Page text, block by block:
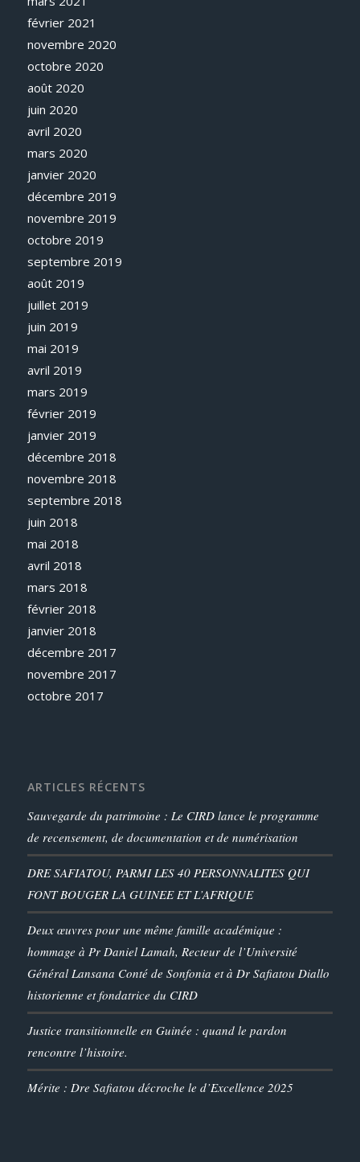
février 2021
novembre 2020
octobre 2020
août 2020
juin 2020
avril 2020
mars 2020
janvier 2020
décembre 2019
novembre 2019
octobre 2019
septembre 2019
août 2019
juillet 2019
juin 2019
mai 2019
avril 2019
mars 2019
février 2019
janvier 2019
décembre 2018
novembre 2018
septembre 2018
juin 2018
mai 2018
avril 2018
mars 2018
février 2018
janvier 2018
décembre 2017
novembre 2017
octobre 2017
ARTICLES RÉCENTS
Sauvegarde du patrimoine : Le CIRD lance le programme
de recensement, de documentation et de numérisation
DRE SAFIATOU, PARMI LES 40 PERSONNALITES QUI
FONT BOUGER LA GUINEE ET L’AFRIQUE
Deux œuvres pour une même famille académique :
hommage à Pr Daniel Lamah, Recteur de l’Université
Général Lansana Conté de Sonfonia et à Dr Safiatou Diallo
historienne et fondatrice du CIRD
Justice transitionnelle en Guinée : quand le pardon
rencontre l’histoire.
Mérite : Dre Safiatou décroche le d’Excellence 2025